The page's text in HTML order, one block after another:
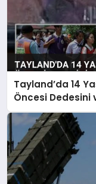
Tayland’da 14
Öncesi Dedesini